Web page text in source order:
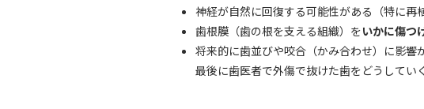
神経が自然に回復する可能性がある（特に再
歯根膜（歯の根を支える組織）をいかに傷つ
将来的に歯並びや咬合（かみ合わせ）に影響
最後に歯医者で外傷で抜けた歯をどうしてい